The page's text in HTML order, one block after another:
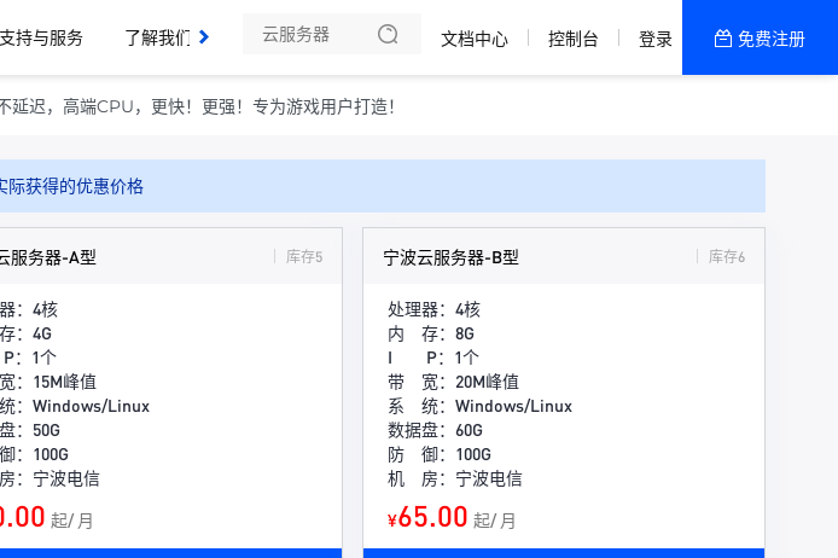
支持与服务
了解我们
文档中心 控制台 登录 免费注册
迟，高端CPU，更快！更强！专为游戏用户打造！
际获得的优惠价格
服务器-A型 库存5
：4核
：4G
1个
：15M峰值
：Windows/Linux
：50G
：100G
：宁波电信
起/ 月
宁波云服务器-B型 库存6
处理器：4核
内 存：8G
I P：1个
带 宽：20M峰值
系 统：Windows/Linux
数据盘：60G
防 御：100G
机 房：宁波电信
¥65.00 起/ 月